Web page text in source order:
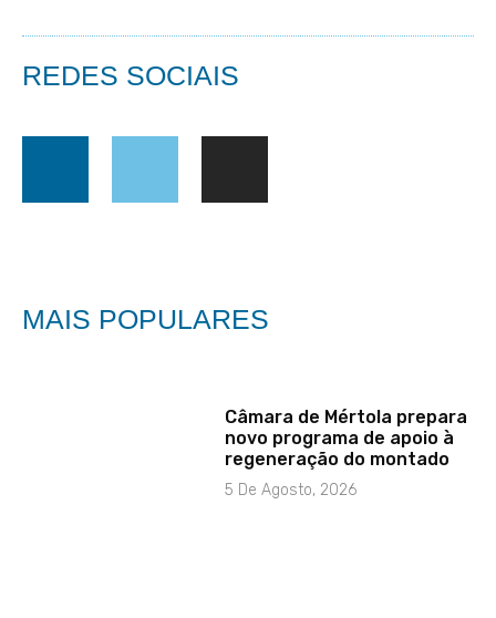
REDES SOCIAIS
MAIS POPULARES
Câmara de Mértola prepara
novo programa de apoio à
regeneração do montado
5 De Agosto, 2026